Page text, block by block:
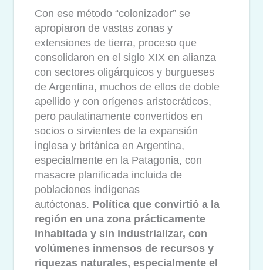
Con ese método “colonizador” se
apropiaron de vastas zonas y
extensiones de tierra, proceso que
consolidaron en el siglo XIX en alianza
con sectores oligárquicos y burgueses
de Argentina, muchos de ellos de doble
apellido y con orígenes aristocráticos,
pero paulatinamente convertidos en
socios o sirvientes de la expansión
inglesa y británica en Argentina,
especialmente en la Patagonia, con
masacre planificada incluida de
poblaciones indígenas
autóctonas. Política que convirtió a la
región en una zona prácticamente
inhabitada y sin industrializar, con
volúmenes inmensos de recursos y
riquezas naturales, especialmente el